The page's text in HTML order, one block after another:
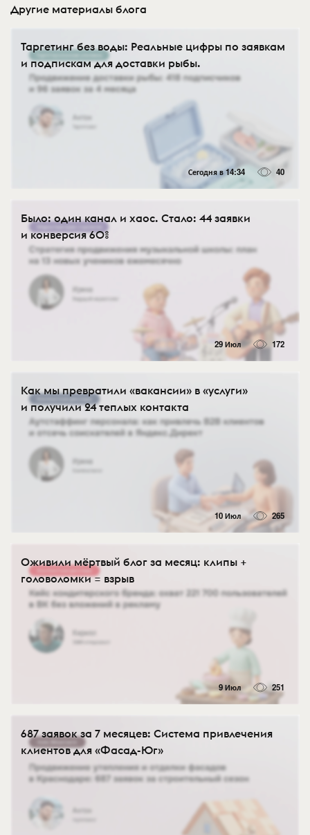
Другие материалы блога
Таргетинг без воды: Реальные цифры по заявкам
и подпискам для доставки рыбы.
Сегодня в 14:34 40
Было: один канал и хаос. Стало: 44 заявки
и конверсия 60%
29 Июл 172
Как мы превратили «вакансии» в «услуги»
и получили 24 теплых контакта
10 Июл 265
Оживили мёртвый блог за месяц: клипы +
головоломки = взрыв
9 Июл 251
687 заявок за 7 месяцев: Система привлечения
клиентов для «Фасад-Юг»